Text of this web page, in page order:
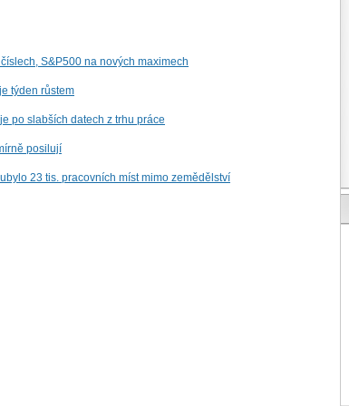
S&P500 na nových maximech
týden růstem
po slabších datech z trhu práce
posilují
23 tis. pracovních míst mimo zemědělství